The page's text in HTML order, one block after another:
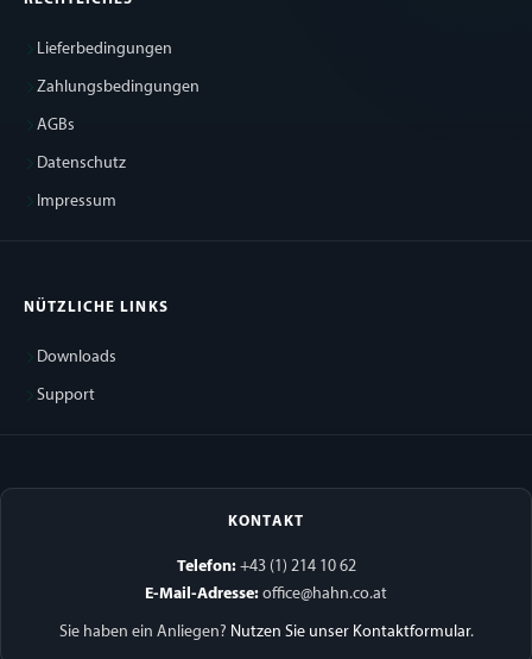
Lieferbedingungen
Zahlungsbedingungen
AGBs
Datenschutz
Impressum
NÜTZLICHE LINKS
Downloads
Support
KONTAKT
Telefon:+43 (1) 214 10 62
E-Mail-Adresse: office@hahn.co.at
Sie haben ein Anliegen? Nutzen Sie unser Kontaktformular.